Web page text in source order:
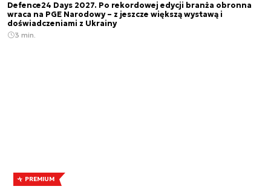
Defence24 Days 2027. Po rekordowej edycji branża obronna
wraca na PGE Narodowy – z jeszcze większą wystawą i
doświadczeniami z Ukrainy
3 min.
PREMIUM